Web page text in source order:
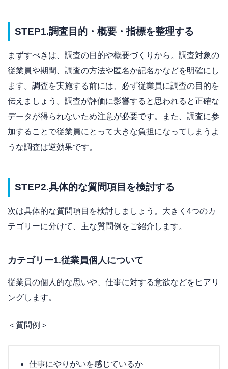
STEP1.調査目的・概要・指標を整理する
まずすべきは、調査の目的や概要づくりから。調査対象の
従業員や期間、調査の方法や匿名か記名かなどを明確にし
ます。調査を実施する前には、必ず従業員に調査の目的を
伝えましょう。調査が評価に影響すると思われると正確な
データが得られないため注意が必要です。また、調査に参
加することで従業員にとって大きな負担になってしまうよ
うな調査は逆効果です。
STEP2.具体的な質問項目を検討する
次は具体的な質問項目を検討しましょう。大きく4つのカ
テゴリーに分けて、主な質問例をご紹介します。
カテゴリー1.従業員個人について
従業員の個人的な思いや、仕事に対する意欲などをヒアリ
ングします。
＜質問例＞
仕事にやりがいを感じているか